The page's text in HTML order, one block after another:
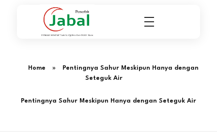
Home »
Pentingnya Sahur Meskipun Hanya dengan
Seteguk Air
Pentingnya Sahur Meskipun Hanya dengan Seteguk Air